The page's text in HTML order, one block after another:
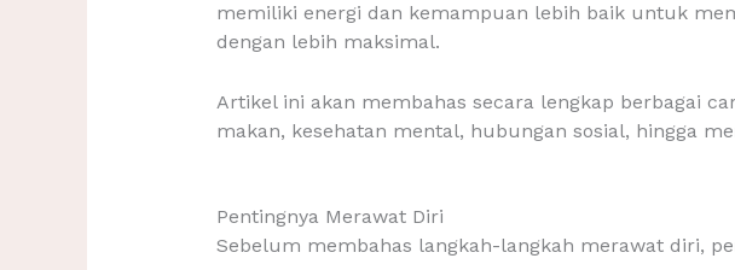
memiliki energi dan kemampuan lebih baik untuk
dengan lebih maksimal.
Artikel ini akan membahas secara lengkap berbagai
makan, kesehatan mental, hubungan sosial, hingga
Pentingnya Merawat Diri
Sebelum membahas langkah-langkah merawat diri,